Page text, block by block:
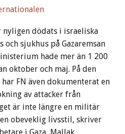
dödats i israeliska
sjukhus på Gazaremsan
hade mer än 1 200
oktober och maj. På den
FN även dokumenterat en
av attacker från
är inte längre en militär
obeveklig livsstil, skriver